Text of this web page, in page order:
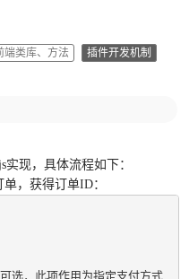
端类库、方法
插件开发机制
现，具体流程如下：
，获得订单ID：
项作用为指定支付方式